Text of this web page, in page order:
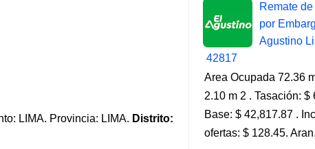
LIMA. Provincia: LIMA. Distrito:
Remate
por
Agustino
42817
Area Ocupada 72.36
2.10 m 2 . Tasación:
Base: $ 42,817.87 .
ofertas: $ 128.45.